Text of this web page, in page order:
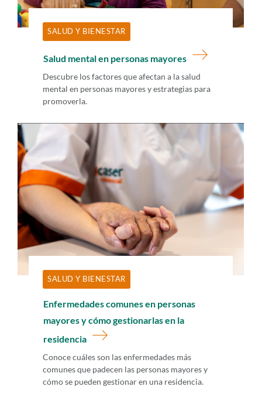
SALUD Y BIENESTAR
Salud mental en personas mayores
Descubre los factores que afectan a la salud
mental en personas mayores y estrategias para
promoverla.
SALUD Y BIENESTAR
Enfermedades comunes en personas
mayores y cómo gestionarlas en la
residencia
Conoce cuáles son las enfermedades más
comunes que padecen las personas mayores y
cómo se pueden gestionar en una residencia.